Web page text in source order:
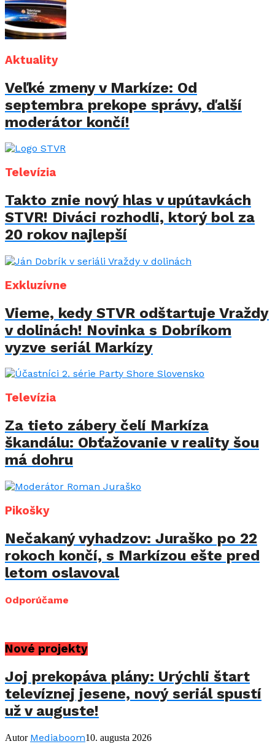
Aktuality
Veľké zmeny v Markíze: Od
septembra prekope správy, ďalší
moderátor končí!
Televízia
Takto znie nový hlas v upútavkách
STVR! Diváci rozhodli, ktorý bol za
20 rokov najlepší
Exkluzívne
Vieme, kedy STVR odštartuje Vraždy
v dolinách! Novinka s Dobríkom
vyzve seriál Markízy
Televízia
Za tieto zábery čelí Markíza
škandálu: Obťažovanie v reality šou
má dohru
Pikošky
Nečakaný vyhadzov: Juraško po 22
rokoch končí, s Markízou ešte pred
letom oslavoval
Odporúčame
Nové projekty
Joj prekopáva plány: Urýchli štart
televíznej jesene, nový seriál spustí
už v auguste!
Autor Mediaboom10. augusta 2026